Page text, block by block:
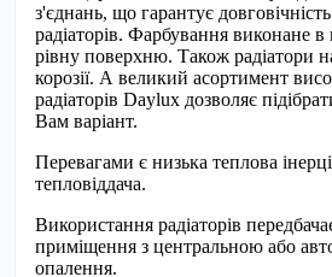
з'єднань, що гарантує довговічність
радіаторів. Фарбування виконане в
рівну поверхню. Також радіатори
корозії. А великий асортимент
радіаторів Daylux дозволяє
Вам варіант.
Перевагами є низька теплова
тепловіддача.
Використання радіаторів
приміщення з центральною або
опалення.